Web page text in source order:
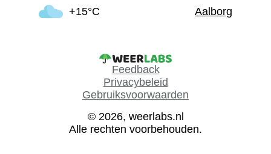
+15°C
Aalborg
Feedback
Privacybeleid
Gebruiksvoorwaarden
© 2026, weerlabs.nl
Alle rechten voorbehouden.